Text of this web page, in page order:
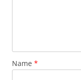
Name *